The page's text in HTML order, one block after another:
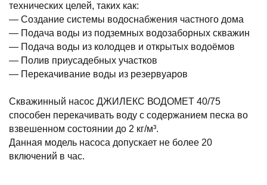
технических целей, таких как:
— Создание системы водоснабжения частного дома
— Подача воды из подземных водозаборных скважин
— Подача воды из колодцев и открытых водоёмов
— Полив приусадебных участков
— Перекачивание воды из резервуаров
Скважинный насос ДЖИЛЕКС ВОДОМЕТ 40/75
способен перекачивать воду с содержанием песка во
взвешенном состоянии до 2 кг/м³.
Данная модель насоса допускает не более 20
включений в час.